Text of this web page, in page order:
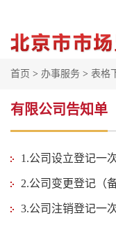
首页 > 办事服务 > 表格
有限公司告知单
1.公司设立登记一
2.公司变更登记（
3.公司注销登记一